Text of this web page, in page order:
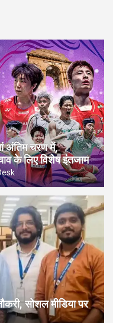
अंतिम चरण में,
के लिए विशेष इंतजाम
सोशल मीडिया पर